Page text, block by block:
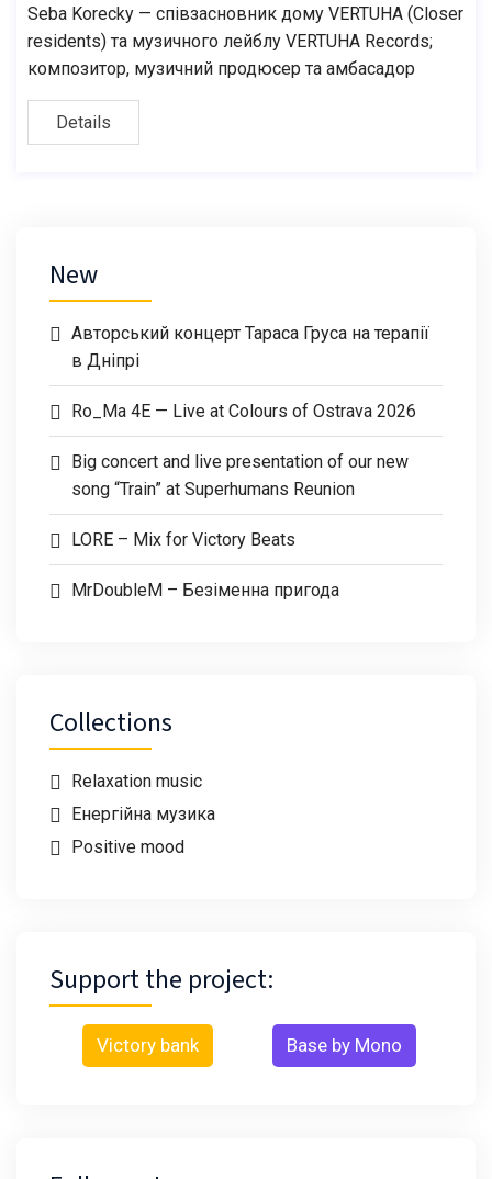
Seba Korecky — співзасновник дому VERTUHA (Closer
residents) та музичного лейблу VERTUHA Records;
композитор, музичний продюсер та амбасадор
Details
New
Авторський концерт Тараса Груса на терапії
в Дніпрі
Ro_Ma 4E — Live at Colours of Ostrava 2026
Big concert and live presentation of our new
song “Train” at Superhumans Reunion
LORE – Mix for Victory Beats
MrDoubleM – Безіменна пригода
Collections
Relaxation music
Енергійна музика
Positive mood
Support the project:
Victory bank Base by Mono